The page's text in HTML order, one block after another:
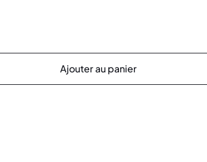
Ajouter au panier